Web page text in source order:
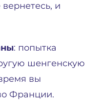
и
: попытка
шенгенскую
вы
Франции.